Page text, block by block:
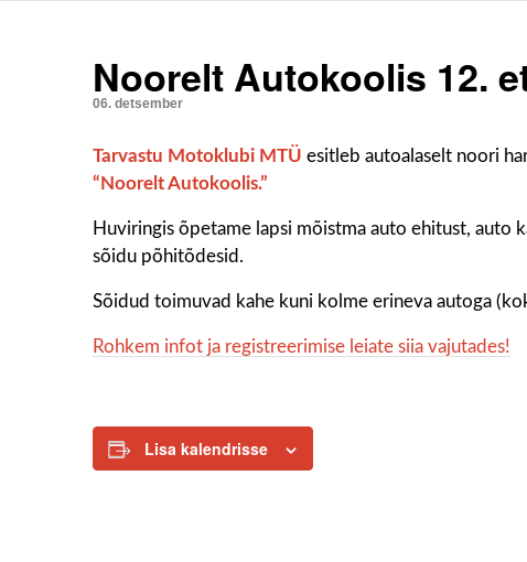
Noorelt Autokoolis 12.
06. detsember
Tarvastu Motoklubi MTÜ esitleb autoalaselt noori
“Noorelt Autokoolis.”
Huviringis õpetame lapsi mõistma auto ehitust, auto
sõidu põhitõdesid.
Sõidud toimuvad kahe kuni kolme erineva autoga
Rohkem infot ja registreerimise leiate siia vajutades!
Lisa kalendrisse